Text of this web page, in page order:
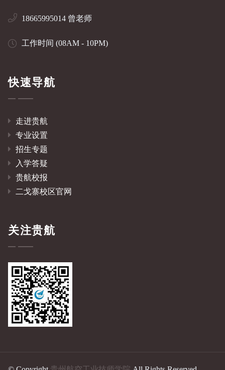
18665995014 曾老师
工作时间 (08AM - 10PM)
快速导航
走进贵航
专业设置
招生专题
入学答疑
贵航校报
二戈寨校区官网
关注贵航